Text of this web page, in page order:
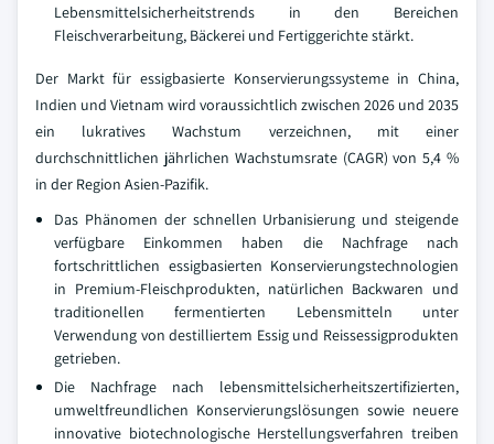
Lebensmittelsicherheitstrends in den Bereichen
Fleischverarbeitung, Bäckerei und Fertiggerichte stärkt.
Der Markt für essigbasierte Konservierungssysteme in China,
Indien und Vietnam wird voraussichtlich zwischen 2026 und 2035
ein lukratives Wachstum verzeichnen, mit einer
durchschnittlichen jährlichen Wachstumsrate (CAGR) von 5,4 %
in der Region Asien-Pazifik.
Das Phänomen der schnellen Urbanisierung und steigende
verfügbare Einkommen haben die Nachfrage nach
fortschrittlichen essigbasierten Konservierungstechnologien
in Premium-Fleischprodukten, natürlichen Backwaren und
traditionellen fermentierten Lebensmitteln unter
Verwendung von destilliertem Essig und Reissessigprodukten
getrieben.
Die Nachfrage nach lebensmittelsicherheitszertifizierten,
umweltfreundlichen Konservierungslösungen sowie neuere
innovative biotechnologische Herstellungsverfahren treiben